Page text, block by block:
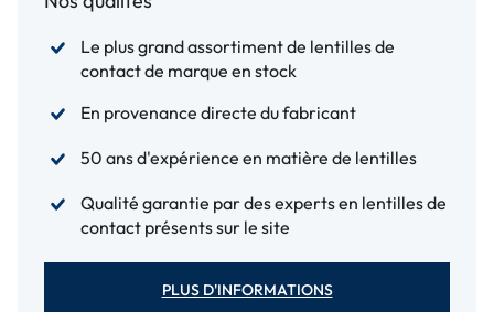
Le plus grand assortiment de lentilles de
contact de marque en stock
En provenance directe du fabricant
50 ans d'expérience en matière de lentilles
Qualité garantie par des experts en lentilles de
contact présents sur le site
PLUS D'INFORMATIONS